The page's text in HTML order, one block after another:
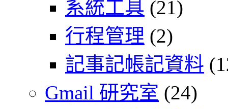
系統工具 (21)
行程管理 (2)
記事記帳記資料
Gmail 研究室 (24)